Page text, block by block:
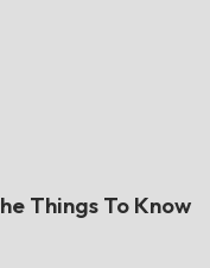
Things To Know